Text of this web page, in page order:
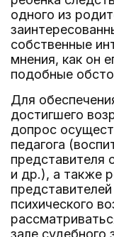
одного из
собственные
мнения, как он
подобные
Для
достигшего
допрос
педагога
представителя
и др.), а также
психического
зале судебного